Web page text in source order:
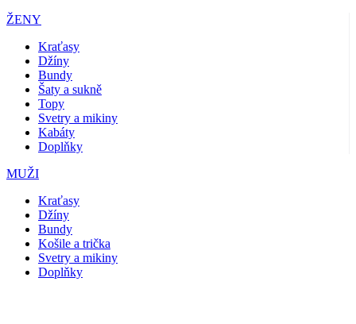
ŽENY
Kraťasy
Džíny
Bundy
Šaty a sukně
Topy
Svetry a mikiny
Kabáty
Doplňky
MUŽI
Kraťasy
Džíny
Bundy
Košile a trička
Svetry a mikiny
Doplňky